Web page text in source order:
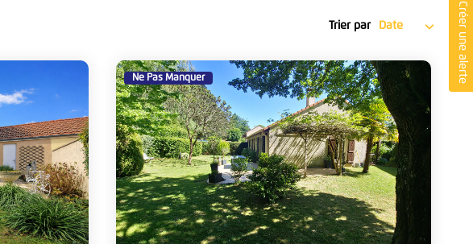
Créer une alerte
Trier par
Ne Pas Manquer